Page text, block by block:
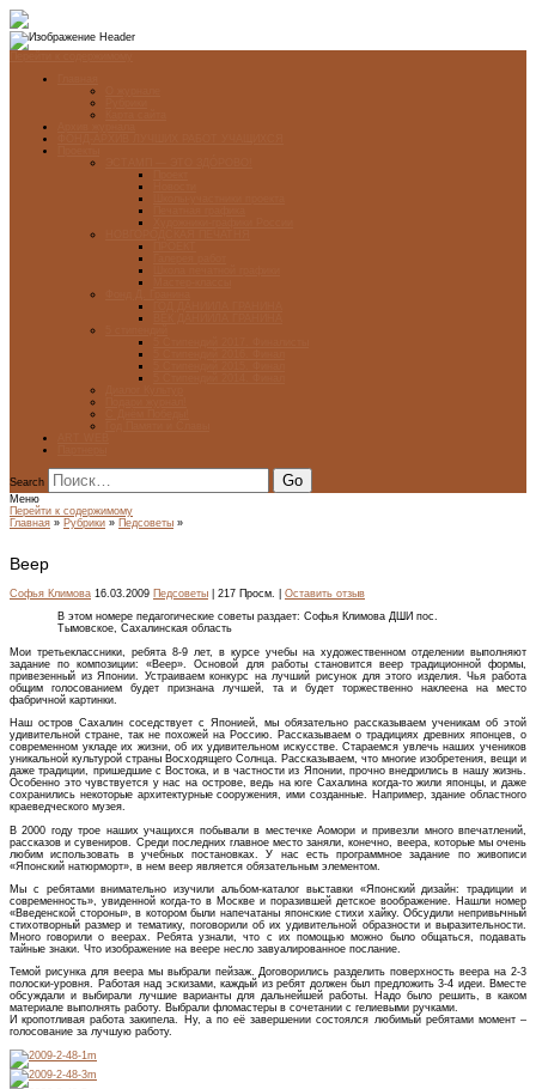
Search
Меню
Перейти к содержимому
Главная » Рубрики » Педсоветы »
Веер
Софья Климова 16.03.2009 Педсоветы | 217 Просм. | Оставить отзыв
В этом номере педагогические советы раздает: Софья Климова ДШИ пос.
Тымовское, Сахалинская область
Мои третьеклассники, ребята 8-9 лет, в курсе учебы на художественном отделении выполняют
задание по композиции: «Веер». Основой для работы становится веер традиционной формы,
привезенный из Японии. Устраиваем конкурс на лучший рисунок для этого изделия. Чья работа
общим голосованием будет признана лучшей, та и будет торжественно наклеена на место
фабричной картинки.
Наш остров Сахалин соседствует с Японией, мы обязательно рассказываем ученикам об этой
удивительной стране, так не похожей на Россию. Рассказываем о традициях древних японцев, о
современном укладе их жизни, об их удивительном искусстве. Стараемся увлечь наших учеников
уникальной культурой страны Восходящего Солн­ца. Рассказываем, что многие изобретения, вещи и
даже традиции, пришедшие с Востока, и в частности из Японии, прочно внедрились в нашу жизнь.
Особенно это чувствуется у нас на острове, ведь на юге Сахалина когда-то жили японцы, и даже
сохранились некоторые архитектурные сооружения, ими созданные. Например, здание областного
краеведческого музея.
В 2000 году трое наших учащихся побывали в местечке Аомори и привезли много впечатлений,
рассказов и сувениров. Среди последних главное место заняли, конечно, веера, которые мы очень
любим использовать в учебных постановках. У нас есть программное задание по живописи
«Японский натюрморт», в нем веер является обязательным элементом.
Мы с ребятами внимательно изучили альбом-каталог выставки «Японский дизайн: традиции и
современность», увиденной когда-то в Москве и поразившей детское воображение. Нашли номер
«Введенской стороны», в котором были напечатаны японские стихи хайку. Обсудили непривычный
стихотворный размер и тематику, поговорили об их удивительной образности и выразительности.
Много говорили о веерах. Ребята узнали, что с их помощью можно было общаться, подавать
тайные знаки. Что изображение на веере несло завуалированное послание.
Темой рисунка для веера мы выбрали пейзаж. Договорились разделить поверхность веера на 2-3
полоски-уровня. Работая над эскизами, каждый из ребят должен был предложить 3-4 идеи. Вместе
обсуждали и выбирали лучшие варианты для дальнейшей работы. Надо было решить, в каком
материале выполнять работу. Выбрали фломастеры в сочетании с гелиевыми ручками.
И кропотливая работа закипела. Ну, а по её завершении состоялся любимый ребятами момент –
голосование за лучшую работу.